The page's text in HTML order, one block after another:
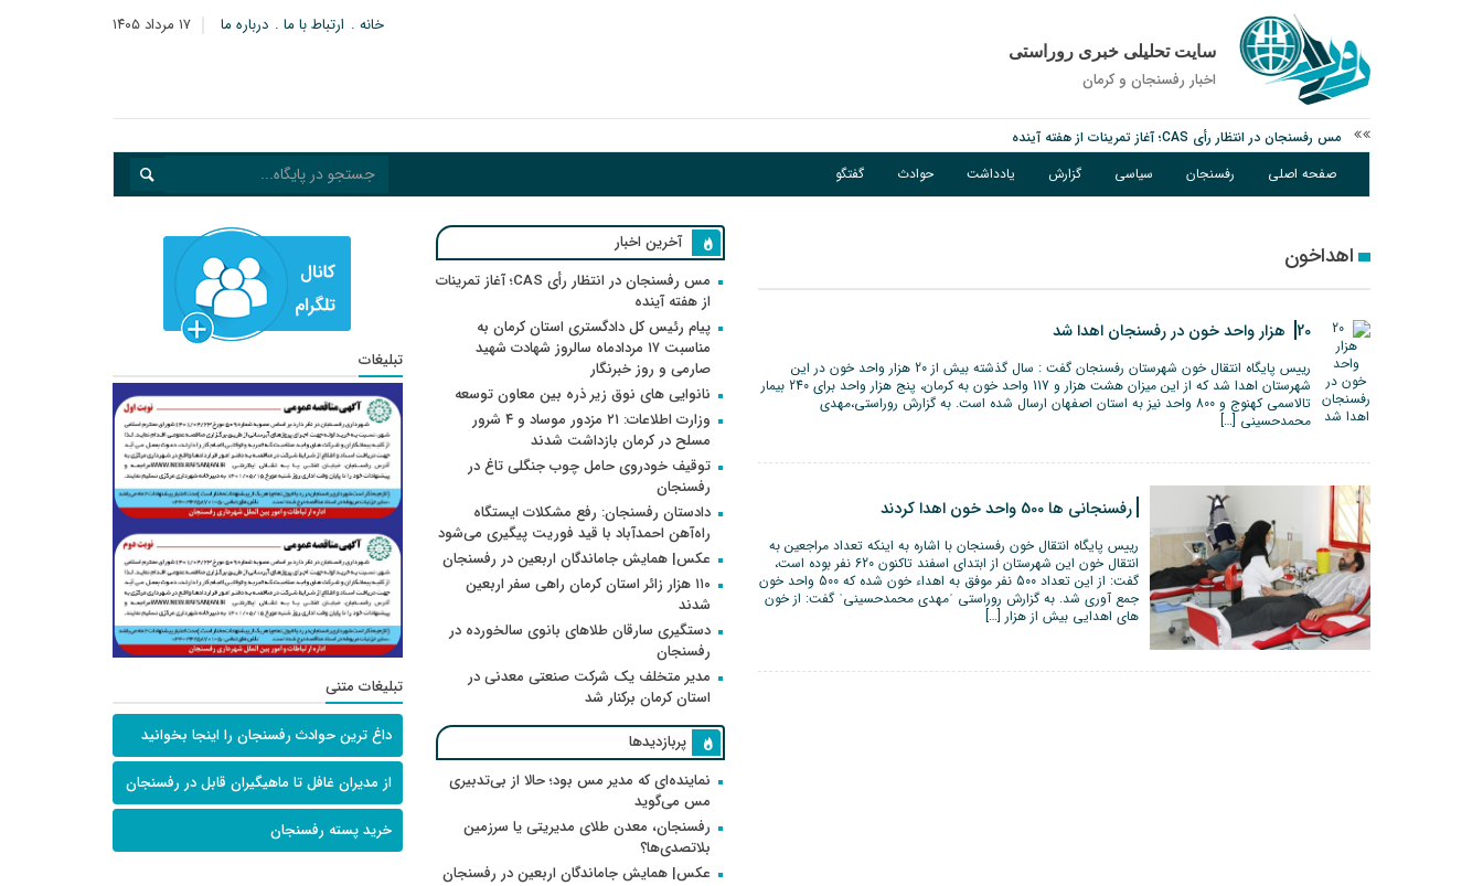
۱۷ مرداد ۱۴۰۵ خانه ارتباط با ما درباره ما
سایت تحلیلی خبری روراستی
اخبار رفسنجان و كرمان
مس رفسنجان در انتظار رأی CAS؛ آغاز تمرینات از هفته آینده
پیام رئیس کل دادگستری استان کرمان به مناسبت ۱۷ مردادماه سالروز شهادت شهید صارمی و روز خبرنگار
نانوایی های نوق زیر ذره بین معاون توسعه
صفحه اصلی رفسنجان سیاسی گزارش یادداشت حوادث گفتگو
اهداخون
20 هزار واحد خون در رفسنجان اهدا شد
رییس پایگاه انتقال خون شهرستان رفسنجان گفت : سال گذشته بیش از 20 هزار واحد خون در این
شهرستان اهدا شد که از این میزان هشت هزار و 117 واحد خون به کرمان، پنج هزار واحد برای 240 بیمار
تالاسمی کهنوج و 800 واحد نیز به استان اصفهان ارسال شده است. به گزارش روراستی،مهدی
محمدحسینی […]
رفسنجانی ها 500 واحد خون اهدا کردند
رییس پایگاه انتقال خون رفسنجان با اشاره به اینکه تعداد مراجعین به
انتقال خون این شهرستان از ابتدای اسفند تاکنون 620 نفر بوده است،
گفت: از این تعداد 500 نفر موفق به اهداء خون شده که 500 واحد خون
جمع آوری شد. به گزارش روراستی ˈمهدی محمدحسینیˈ گفت: از خون
های اهدایی بیش از هزار […]
آخرین اخبار
مس رفسنجان در انتظار رأی CAS؛ آغاز تمرینات
از هفته آینده
پیام رئیس کل دادگستری استان کرمان به
مناسبت ۱۷ مردادماه سالروز شهادت شهید
صارمی و روز خبرنگار
نانوایی های نوق زیر ذره بین معاون توسعه
وزارت اطلاعات: ۲۱ مزدور موساد و ۴ شرور
مسلح در کرمان بازداشت شدند
توقیف خودروی حامل چوب جنگلی تاغ در
رفسنجان
دادستان رفسنجان: رفع مشکلات ایستگاه
راه‌آهن احمدآباد با قید فوریت پیگیری می‌شود
عکس| همایش جاماندگان اربعین در رفسنجان
۱۱۰ هزار زائر استان کرمان راهی سفر اربعین
شدند
دستگیری سارقان طلاهای بانوی سالخورده در
رفسنجان
مدیر متخلف یک شرکت صنعتی معدنی در
استان کرمان برکنار شد
پربازدیدها
نماینده‌ای که مدیر مس بود؛ حالا از بی‌تدبیری
مس می‌گوید
رفسنجان، معدن طلای مدیریتی یا سرزمین
بلاتصدی‌ها؟
عکس| همایش جاماندگان اربعین در رفسنجان
تبلیغات
تبلیغات متنی
داغ ترین حوادث رفسنجان را اینجا بخوانید
از مدیران غافل تا ماهیگیران قابل در رفسنجان
خرید پسته رفسنجان